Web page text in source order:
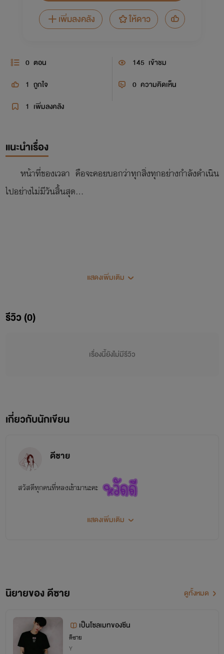
เพิ่มลงคลัง
ให้ดาว
0 ตอน 145 เข้าชม
1 ถูกใจ 0 ความคิดเห็น
1 เพิ่มลงคลัง
แนะนำเรื่อง
หน้าที่ของเวลา คือจะคอยบอกว่าทุกสิ่งทุกอย่างกำลังดำเนิน
ไปอย่างไม่มีวันสิ้นสุด...
"เป็นเพียงจินตนาการของผู้แต่งนะคะ
แสดงเพิ่มเติม
รีวิว (0)
เรื่องนี้ยังไม่มีรีวิว
เกี่ยวกับนักเขียน
ดีซาย
สวัสดีทุกคนที่หลงเข้ามานะคะ
นักเขียนฝึกหัด ติชมได้ค่ะแสดงเพิ่มเติม
นิยายของ ดีซาย ดูทั้งหมด
เป็นโซลเมทของซีน
ดีซาย
Y